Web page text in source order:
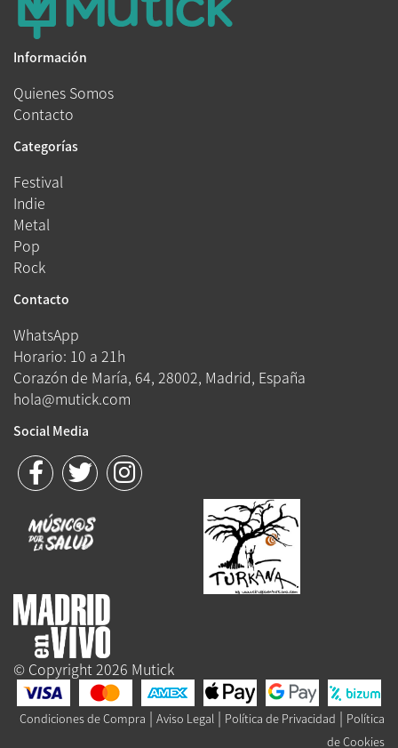
Información
Quienes Somos
Contacto
Categorías
Festival
Indie
Metal
Pop
Rock
Contacto
WhatsApp
Horario: 10 a 21h
Corazón de María, 64, 28002, Madrid, España
hola@mutick.com
Social Media
© Copyright 2026 Mutick
Condiciones de Compra | Aviso Legal | Política de Privacidad | Política
de Cookies